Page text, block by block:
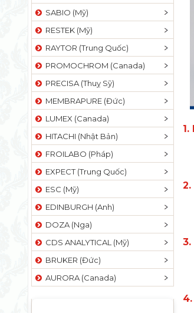
SABIO (Mỹ)
RESTEK (Mỹ)
RAYTOR (Trung Quốc)
PROMOCHROM (Canada)
PRECISA (Thuỵ Sỹ)
MEMBRAPURE (Đức)
LUMEX (Canada)
HITACHI (Nhật Bản)
FROILABO (Pháp)
EXPECT (Trung Quốc)
ESC (Mỹ)
EDINBURGH (Anh)
DOZA (Nga)
CDS ANALYTICAL (Mỹ)
BRUKER (Đức)
AURORA (Canada)